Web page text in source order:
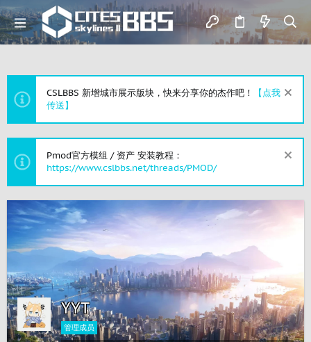
CSLBBS 新增城市展示版块，快来分享你的杰作吧！
【点我
传送】
Pmod官方模组 / 资产 安装教程：
https://www.cslbbs.net/threads/PMOD/
YYT
管理成员